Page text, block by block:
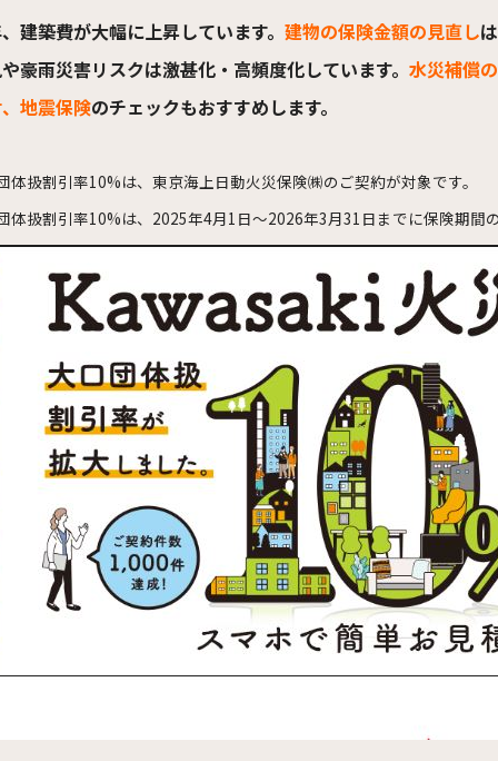
建築費が大幅に上昇しています。 建物の保険金額の見直し
豪雨災害リスクは激甚化・高頻度化しています。 水災補償
地震保険のチェックもおすすめします。
扱割引率10%は、東京海上日動火災保険㈱のご契約が対象です。
扱割引率10%は、2025年4月1日～2026年3月31日までに保険期間